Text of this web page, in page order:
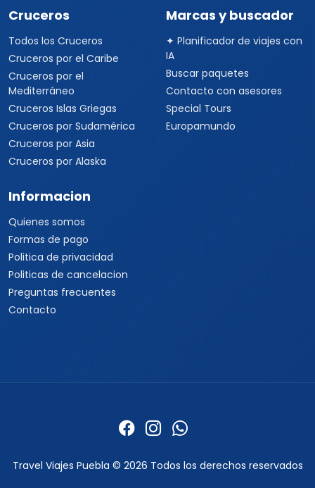
Cruceros
Todos los Cruceros
Cruceros por el Caribe
Cruceros por el
Mediterráneo
Cruceros Islas Griegas
Cruceros por Sudamérica
Cruceros por Asia
Cruceros por Alaska
Marcas y buscador
✦ Planificador de viajes con
IA
Buscar paquetes
Contacto con asesores
Special Tours
Europamundo
Informacion
Quienes somos
Formas de pago
Politica de privacidad
Politicas de cancelacion
Preguntas frecuentes
Contacto
Travel Viajes Puebla © 2026 Todos los derechos reservados